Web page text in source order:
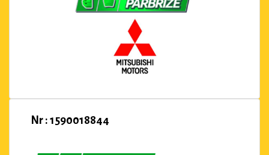
Nr : 1590018844